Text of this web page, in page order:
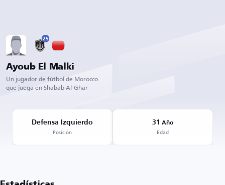
25
Ayoub El Malki
Un jugador de fútbol de Morocco
que juega en Shabab Al-Ghar
Defensa Izquierdo
Posición
31 Año
Edad